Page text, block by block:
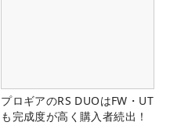
プロギアのRS DUOはFW・UT
も完成度が高く購入者続出！